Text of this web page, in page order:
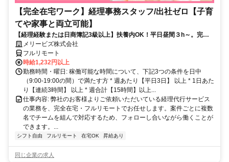
【完全在宅ワーク】経理事務スタッフ/出社ゼロ【子育
てや家事と両立可能】
【経理経験または日商簿記3級以上】扶養内OK！平日昼間３h～。完全
在宅で育児・介護中の方も大歓迎♪
メリービズ株式会社
フルリモート
時給1,232円以上
勤務時間・曜日: 稼働可能な時間について、下記3つの条件を日中
（9:00-19:00の間）で満たす方 * 週あたり【平日3日】 以上 * 1日あた
り【連続3時間】 以上 * 週合計【15時間】以上...
仕事内容: 弊社のお客様よりご依頼いただいている経理代行サービス
の業務を、完全在宅・フルリモートでお任せします。案件ごとに複数
名でチームを組んで対応するため、フォローし合いながら働くことが
できます。...
シフト自由 フルリモート 在宅OK 昇給あり
同じ企業の求人